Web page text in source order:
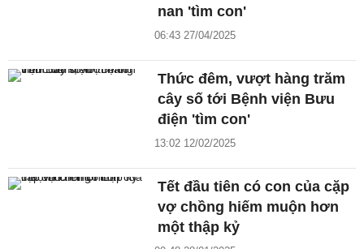
nan 'tìm con'
06:43 27/04/2025
Thức đêm, vượt hàng trăm
cây số tới Bệnh viện Bưu
điện 'tìm con'
13:02 12/02/2025
Tết đầu tiên có con của cặp
vợ chồng hiếm muộn hơn
một thập kỷ